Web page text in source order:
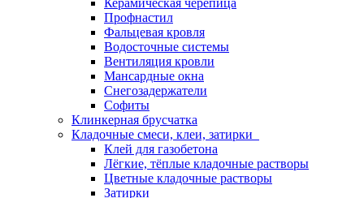
Керамическая черепица
Профнастил
Фальцевая кровля
Водосточные системы
Вентиляция кровли
Мансардные окна
Снегозадержатели
Софиты
Клинкерная брусчатка
Кладочные смеси, клеи, затирки
Клей для газобетона
Лёгкие, тёплые кладочные растворы
Цветные кладочные растворы
Затирки